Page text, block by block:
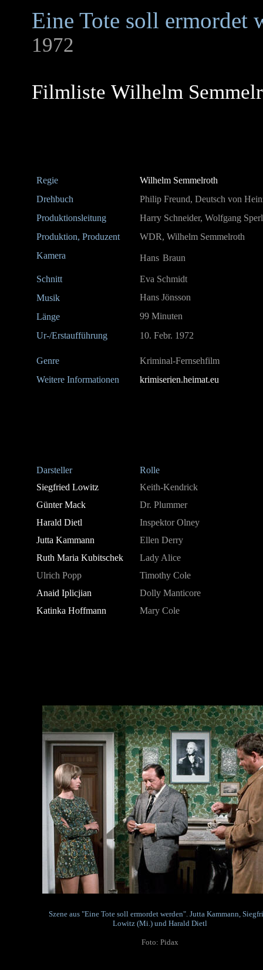
Eine Tote soll ermordet
1972
Filmliste Wilhelm
Regie
Wilhelm Semmelroth
Drehbuch
Philip Freund, Deutsch von
Produktionsleitung
Harry Schneider, Wolfgang
Produktion, Produzent
WDR, Wilhelm Semmelroth
Kamera
Hans Braun
Schnitt
Eva Schmidt
Musik
Hans Jönsson
Länge
99 Minuten
Ur-/Erstaufführung
10. Febr. 1972
Genre
Kriminal-Fernsehfilm
Weitere Informationen
krimiserien.heimat.eu
Darsteller
Rolle
Siegfried Lowitz
Keith-Kendrick
Günter Mack
Dr. Plummer
Harald Dietl
Inspektor Olney
Jutta Kammann
Ellen Derry
Ruth Maria Kubitschek
Lady Alice
Ulrich Popp
Timothy Cole
Anaid Iplicjian
Dolly Manticore
Katinka Hoffmann
Mary Cole
Szene aus "Eine Tote soll ermordet werden". Jutta Kammann,
Lowitz (Mi.) und Harald Dietl
Foto: Pidax